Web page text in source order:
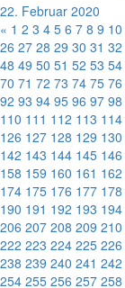
22. Februar 2020
« 1 2 3 4 5 6 7 8 9 10
26 27 28 29 30 31 32
48 49 50 51 52 53 54
70 71 72 73 74 75 76
92 93 94 95 96 97 98
110 111 112 113 114
126 127 128 129 130
142 143 144 145 146
158 159 160 161 162
174 175 176 177 178
190 191 192 193 194
206 207 208 209 210
222 223 224 225 226
238 239 240 241 242
254 255 256 257 258